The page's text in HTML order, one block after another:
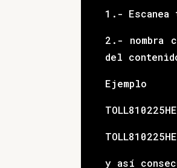
1.- Escanea
2.- nombra
del
Ejemplo
y así